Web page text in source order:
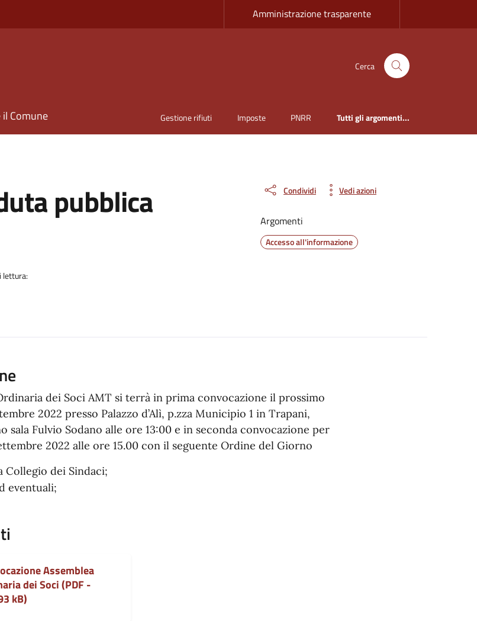
Amministrazione trasparente
Cerca
il Comune Gestione rifiuti Imposte PNRR Tutti gli argomenti...
pubblica
lettura:
Condividi Vedi azioni
Argomenti
Accesso all'informazione
Ordinaria dei Soci AMT si terrà in prima convocazione il prossimo
2022 presso Palazzo d’Alì, p.zza Municipio 1 in Trapani,
sala Fulvio Sodano alle ore 13:00 e in seconda convocazione per
2022 alle ore 15.00 con il seguente Ordine del Giorno
Collegio dei Sindaci;
eventuali;
Assemblea
dei Soci (PDF -
kB)